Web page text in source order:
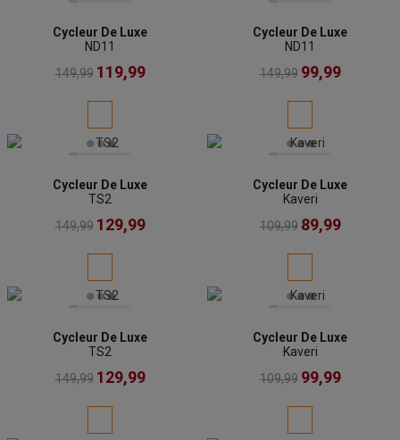
Cycleur De Luxe
ND11
149,99 119,99
Cycleur De Luxe
ND11
149,99 99,99
Cycleur De Luxe
TS2
149,99 129,99
Cycleur De Luxe
Kaveri
109,99 89,99
Cycleur De Luxe
TS2
149,99 129,99
Cycleur De Luxe
Kaveri
109,99 99,99